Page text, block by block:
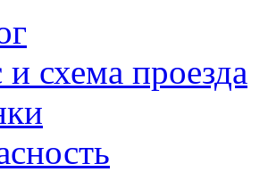
схема проезда